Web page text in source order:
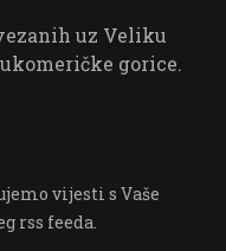
uz Veliku
gorice.
vijesti s Vaše
rss feeda.